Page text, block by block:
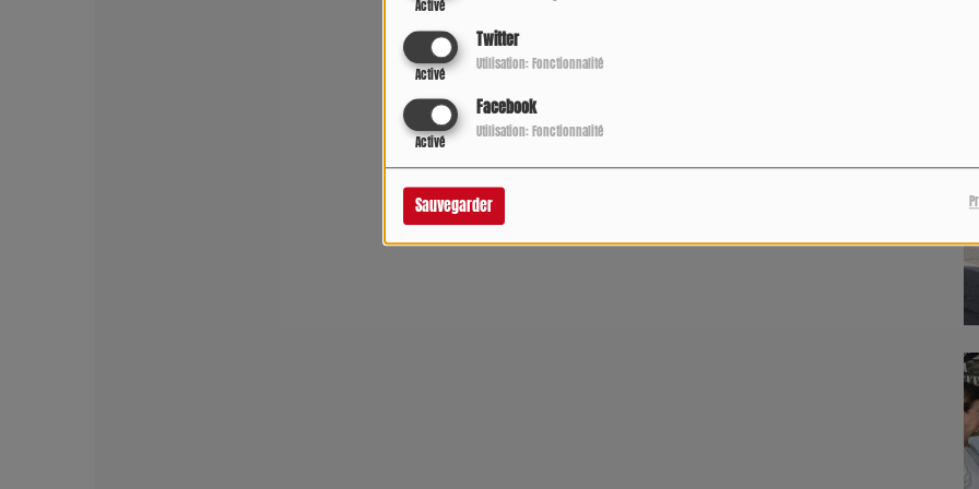
Activé
Twitter
Activé
Utilisation: Fonctionnalité
Facebook
Activé
Utilisation: Fonctionnalité
Sauvegarder